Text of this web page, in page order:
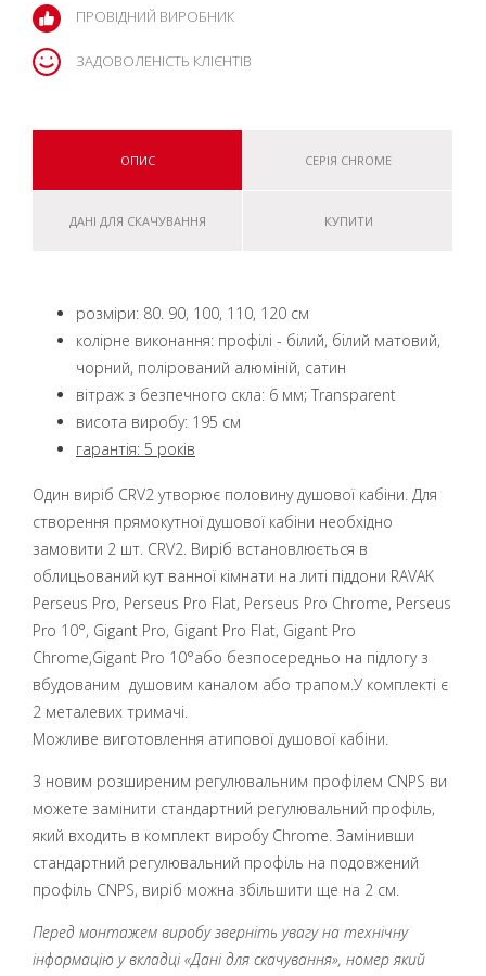
ПРОВІДНИЙ ВИРОБНИК
ЗАДОВОЛЕНІСТЬ КЛІЄНТІВ
ОПИС СЕРІЯ CHROME
ДАНІ ДЛЯ СКАЧУВАННЯ КУПИТИ
розміри: 80. 90, 100, 110, 120 см
колірне виконання: профілі - білий, білий матовий,
чорний, полірований алюміній, сатин
вітраж з безпечного скла: 6 мм; Transparent
висота виробу: 195 см
гарантія: 5 років
Один виріб CRV2 утворює половину душової кабіни. Для
створення прямокутної душової кабіни необхідно
замовити 2 шт. CRV2. Виріб встановлюється в
облицьований кут ванної кімнати на литі піддони RAVAK
Perseus Pro, Perseus Pro Flat, Perseus Pro Chrome, Perseus
Pro 10°, Gigant Pro, Gigant Pro Flat, Gigant Pro
Chrome,Gigant Pro 10°або безпосередньо на підлогу з
вбудованим душовим каналом або трапом.У комплекті є
2 металевих тримачі.
Можливе виготовлення атипової душової кабіни.
З новим розширеним регулювальним профілем CNPS ви
можете замінити стандартний регулювальний профіль,
який входить в комплект виробу Chrome. Замінивши
стандартний регулювальний профіль на подовжений
профіль CNPS, виріб можна збільшити ще на 2 см.
Перед монтажем виробу зверніть увагу на технічну
інформацію у вкладці «Дані для скачування», номер який